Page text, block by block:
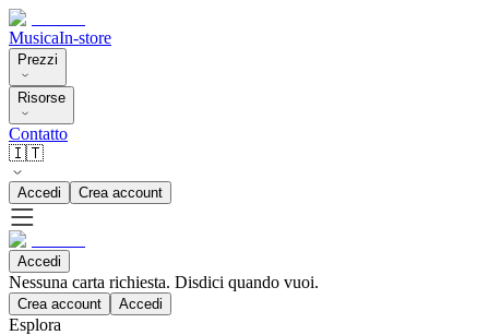
MusicaIn-store
Prezzi
Risorse
Contatto
🇮🇹
Accedi Crea account
Accedi
Nessuna carta richiesta. Disdici quando vuoi.
Crea account Accedi
Esplora